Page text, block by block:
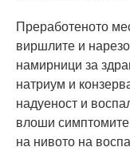
Преработеното
виршлите и
намирници за
натриум и
надуеност и
влоши
на нивото на